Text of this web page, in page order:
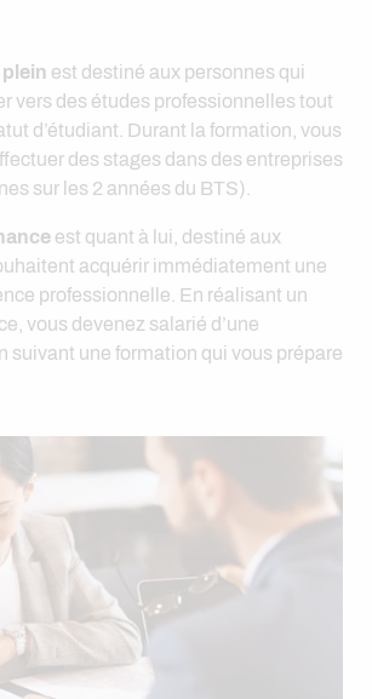
plein est destiné aux personnes qui
vers des études professionnelles tout
d’étudiant. Durant la formation, vous
des stages dans des entreprises
sur les 2 années du BTS).
est quant à lui, destiné aux
acquérir immédiatement une
professionnelle. En réalisant un
vous devenez salarié d’une
suivant une formation qui vous prépare